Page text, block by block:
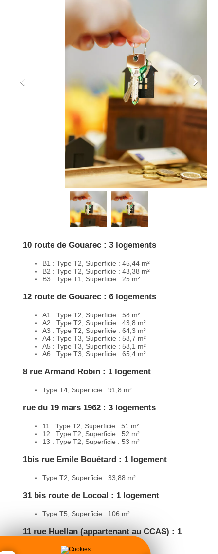
10 route de Gouarec : 3 logements
B1 : Type T2, Superficie : 45,44 m²
B2 : Type T2, Superficie : 43,38 m²
B3 : Type T1, Superficie : 25 m²
12 route de Gouarec : 6 logements
A1 : Type T2, Superficie : 58 m²
A2 : Type T2, Superficie : 43,8 m²
A3 : Type T2, Superficie : 64,3 m²
A4 : Type T3, Superficie : 58,7 m²
A5 : Type T3, Superficie : 58,1 m²
A6 : Type T3, Superficie : 65,4 m²
8 rue Armand Robin : 1 logement
Type T4, Superficie : 91,8 m²
rue du 19 mars 1962 : 3 logements
11 : Type T2, Superficie : 51 m²
12 : Type T2, Superficie : 52 m²
13 : Type T2, Superficie : 53 m²
1bis rue Emile Bouétard : 1 logement
Type T2, Superficie : 33,88 m²
31 bis route de Locoal : 1 logement
Type T5, Superficie : 106 m²
11 rue Huellan (appartenant au CCAS) : 1